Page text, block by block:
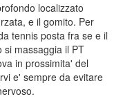
localizzato
e il gomito. Per
tennis posta fra se e il
si massaggia il PT
in prossimita' del
e' sempre da evitare